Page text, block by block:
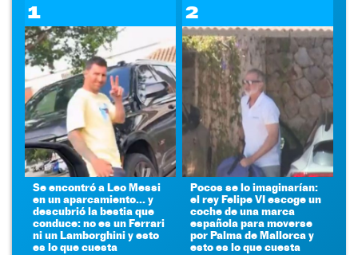
1
Se encontró a Leo Messi
en un aparcamiento... y
descubrió la bestia que
conduce: no es un Ferrari
ni un Lamborghini y esto
es lo que cuesta
2
Pocos se lo imaginarían:
el rey Felipe VI escoge un
coche de una marca
española para moverse
por Palma de Mallorca y
esto es lo que cuesta